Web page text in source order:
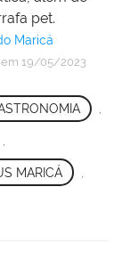
pet.
Maricá
em 19/05/2023
MARICÁ